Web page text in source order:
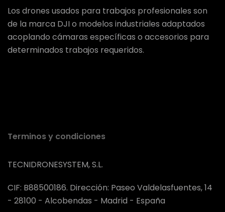
Los drones usados para trabajos profesionales son
de la marca DJI o modelos industriales adaptados
acoplando cámaras específicas o accesorios para
determinados trabajos requeridos.
Terminos y condiciones
TECNIDRONESYSTEM, S.L.
CIF: B88500186. Dirección: Paseo Valdelasfuentes, 14
- 28100 - Alcobendas - Madrid - España